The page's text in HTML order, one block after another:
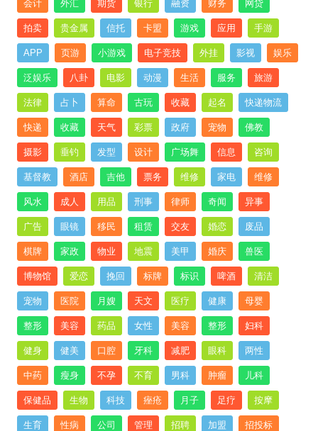
会计 外汇 期货 银行 融资 财务 网贷
拍卖 贵金属 信托 卡盟 游戏 应用 手游
APP 页游 小游戏 电子竞技 外挂 影视 娱乐
泛娱乐 八卦 电影 动漫 生活 服务 旅游
法律 占卜 算命 古玩 收藏 起名 快递物流
快递 收藏 天气 彩票 政府 宠物 佛教
摄影 垂钓 发型 设计 广场舞 信息 咨询
基督教 酒店 吉他 票务 维修 家电 维修
风水 成人 用品 刑事 律师 奇闻 异事
广告 眼镜 移民 租赁 交友 婚恋 废品
棋牌 家政 物业 地震 美甲 婚庆 兽医
博物馆 爱恋 挽回 标牌 标识 啤酒 清洁
宠物 医院 月嫂 天文 医疗 健康 母婴
整形 美容 药品 女性 美容 整形 妇科
健身 健美 口腔 牙科 减肥 眼科 两性
中药 瘦身 不孕 不育 男科 肿瘤 儿科
保健品 生物 科技 痤疮 月子 足疗 按摩
生育 性病 公司 管理 招聘 加盟 招投标